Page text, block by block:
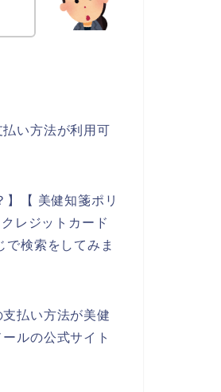
い方法が利用可
【 美健知箋ポリ
レジットカード
検索をしてみま
払い方法が美健
ルの公式サイト